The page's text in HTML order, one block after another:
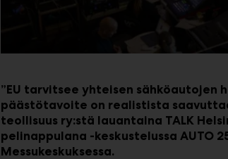
”EU tarvitsee yhteisen
päästötavoite on realistista
teollisuus ry:stä lauantaina TALK
pelinappulana -keskustelussa AUTO
Messukeskuksessa.